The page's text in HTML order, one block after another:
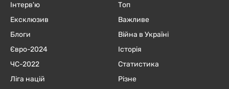
Інтерв'ю
Ексклюзив
Блоги
Євро-2024
ЧC-2022
Ліга націй
Топ
Важливе
Війна в Україні
Історія
Статистика
Різне